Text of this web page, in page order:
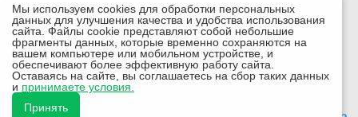
© 2026 Беломорканал Северодвинск tv29.ru
Joomla!is Free Software released under the GNU General Public
License.
Mobile version byMobile Joomla!
Desktop Version
СИ "Информационное агентство "Беломорканал" регистрационный номер ЭЛ № ФС77-77001 от
массовых коммуникаций (Роскомнадзор). Учредитель: ООО "ТВ29". Главный редактор: Рудалев А.Г.
Беломорканал - новостной сайт Архангельской области: новости Северодвинска, новости поморья,
Мы используем cookies для обработки персональных
данных для улучшения качества и удобства использования
сайта. Файлы cookie представляют собой небольшие
фрагменты данных, которые временно сохраняются на
вашем компьютере или мобильном устройстве, и
обеспечивают более эффективную работу сайта.
Оставаясь на сайте, вы соглашаетесь на сбор таких данных
и принимаете условия.
Принять